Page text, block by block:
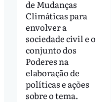
de Mudanças
Climáticas para
envolver a
sociedade civil e o
conjunto dos
Poderes na
elaboração de
políticas e ações
sobre o tema.